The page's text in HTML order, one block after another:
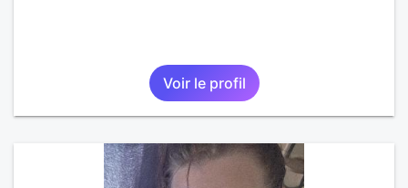
Voir le profil